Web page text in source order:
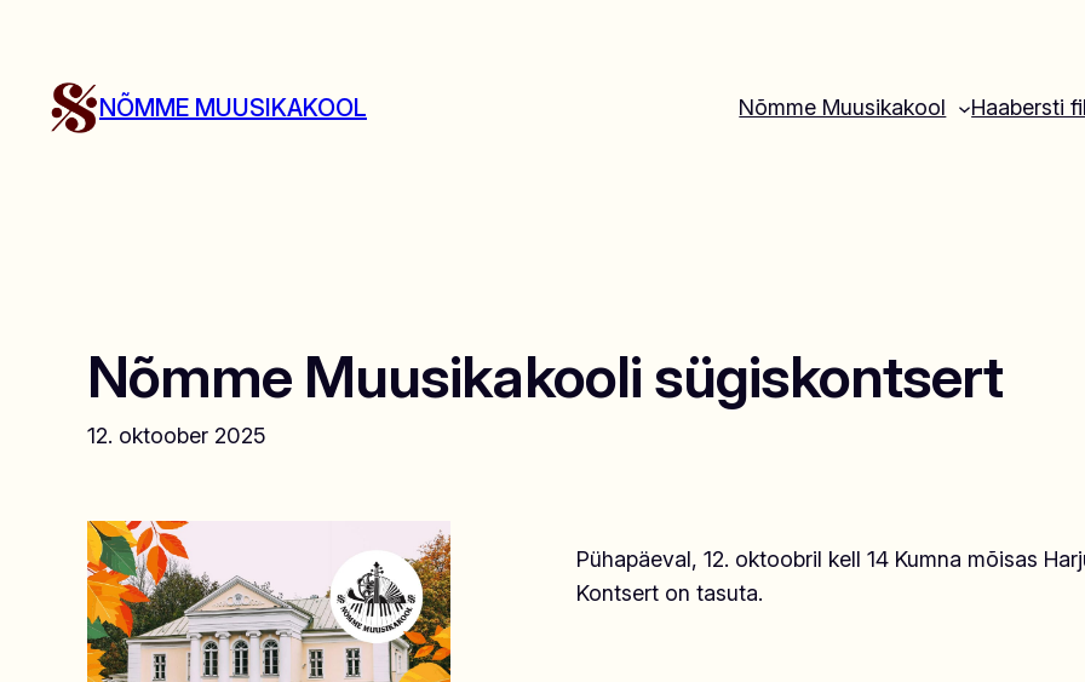
juurde
NÕMME MUUSIKAKOOL Nõmme Muusikakool Haabersti
Nõmme Muusikakooli sügiskontsert
12. oktoober 2025
Pühapäeval, 12. oktoobril kell 14 Kumna mõisas
Kontsert on tasuta.